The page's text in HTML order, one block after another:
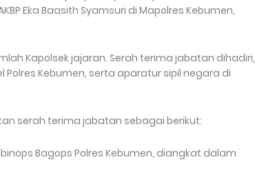
Eka Baasith Syamsuri di Mapolres Kebumen,
Kapolsek jajaran. Serah terima jabatan dihadiri,
Kebumen, serta aparatur sipil negara di
serah terima jabatan sebagai berikut:
Bagops Polres Kebumen, diangkat dalam